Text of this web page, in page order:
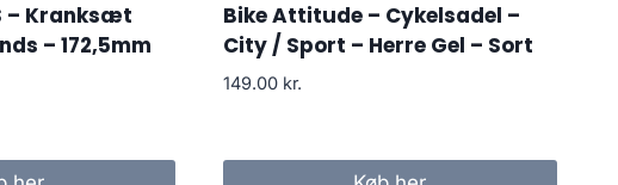
– Kranksæt
– 172,5mm
Bike Attitude – Cykelsadel –
City / Sport – Herre Gel – Sort
149.00 kr.